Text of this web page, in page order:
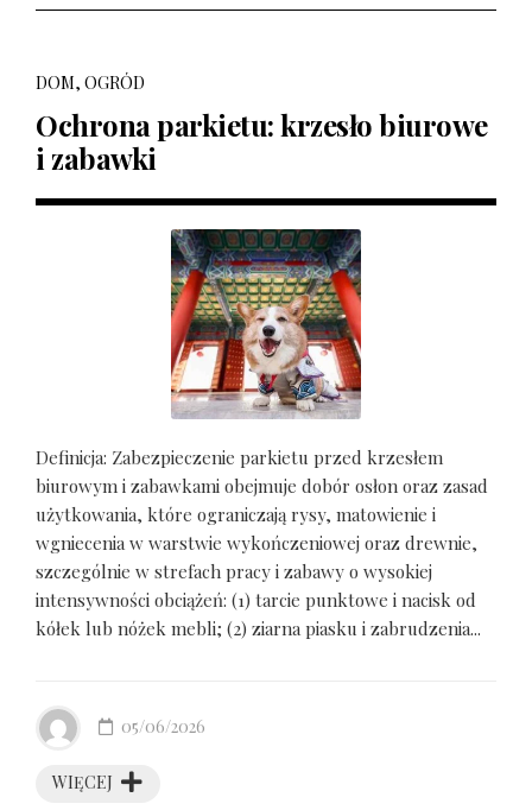
DOM, OGRÓD
Ochrona parkietu: krzesło biurowe
i zabawki
Definicja: Zabezpieczenie parkietu przed krzesłem
biurowym i zabawkami obejmuje dobór osłon oraz zasad
użytkowania, które ograniczają rysy, matowienie i
wgniecenia w warstwie wykończeniowej oraz drewnie,
szczególnie w strefach pracy i zabawy o wysokiej
intensywności obciążeń: (1) tarcie punktowe i nacisk od
kółek lub nóżek mebli; (2) ziarna piasku i zabrudzenia...
WIĘCEJ
05/06/2026